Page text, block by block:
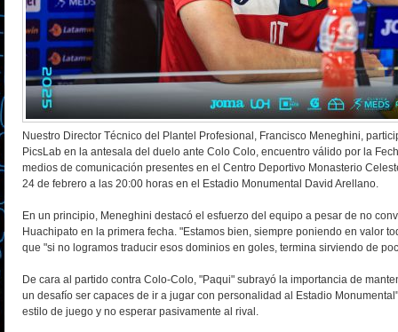
Nuestro Director Técnico del Plantel Profesional, Francisco Meneghini,
PicsLab en la antesala del duelo ante Colo Colo, encuentro válido por la
medios de comunicación presentes en el Centro Deportivo Monasterio
24 de febrero a las 20:00 horas en el Estadio Monumental David Arellano.
En un principio, Meneghini destacó el esfuerzo del equipo a pesar de no
Huachipato en la primera fecha. "Estamos bien, siempre poniendo en valor
que "si no logramos traducir esos dominios en goles, termina sirviendo de
De cara al partido contra Colo-Colo, "Paqui" subrayó la importancia de
un desafío ser capaces de ir a jugar con personalidad al Estadio
estilo de juego y no esperar pasivamente al rival.